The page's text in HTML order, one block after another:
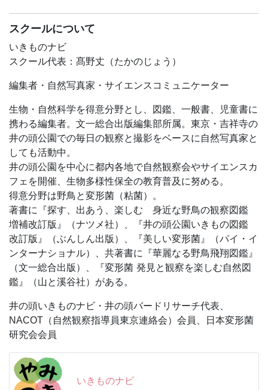
髙野丈（NACS-J自然観察指導員、井の頭バードリサーチ
代表）
田中淳一（NACS-J自然観察指導員）
古川靖晃（NACS-J自然観察指導員）
若森聡子（NACS-J自然観察指導員）
◆持ち物：筆記具、飲み物、双眼鏡※、（以下は持ってい
る範囲で）望遠鏡、野鳥図鑑、撮影機材
※双眼鏡をお持ちでない方、オペラグラスのような性能の
低い製品しか持っていない方には、双眼鏡をお貸し出しで
きます。申込み時に希望台数をお知らせください（準備で
きる台数には限りがあります。通常の性能の双眼鏡をお持
ちの方はご自身のものをご持参ください）
※観察会中、野鳥を撮影しても構いません（主催者も撮影
します）。ミラーレスカメラで消音撮影することを推奨し
ます。近づきすぎて鳥を飛ばさないよう、十分に配慮して
ください。
◆その他：小雨決行
◆野鳥観察情報
ウェブサイト「いきものナビ」
井の頭公園での毎日の野鳥観察記をアップしています。
https://ikimononavi.com/
※当日の服装や持ち物、悪天候の場合のことなどを、この
ページの「持ち物」「留意事項」欄に記載しています。必
ずご確認ください。
スクールについて
いきものナビ
スクール代表：髙野丈（たかのじょう）
編集者・自然写真家・サイエンスコミュニケーター
生物・自然科学を得意分野とし、図鑑、一般書、児童書に
携わる編集者。文一総合出版編集部所属。東京・吉祥寺の
井の頭公園での毎日の観察と撮影をベースに自然写真家と
しても活動中。
井の頭公園を中心に都内各地で自然観察会やサイエンスカ
フェを開催、生物多様性保全の教育普及に努める。
得意分野は野鳥と変形菌（粘菌）。
著書に『探す、出あう、楽しむ 身近な野鳥の観察図鑑
増補改訂版』（ナツメ社）、『井の頭公園いきもの図鑑
改訂版』（ぶんしん出版）、『美しい変形菌』（パイ・イ
ンターナショナル）、共著書に『華麗なる野鳥飛翔図鑑』
（文一総合出版）、『変形菌 発見と観察を楽しむ自然図
鑑』（山と溪谷社）がある。
井の頭いきものナビ・井の頭バードリサーチ代表、
NACOT（自然観察指導員東京連絡会）会員、日本変形菌
研究会会員
いきものナビ